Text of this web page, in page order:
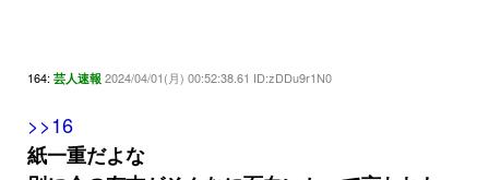
164: 芸人速報 2024/04/01(月) 00:52:38.61 ID:zDDu9r1N0
>>16
紙一重だよな